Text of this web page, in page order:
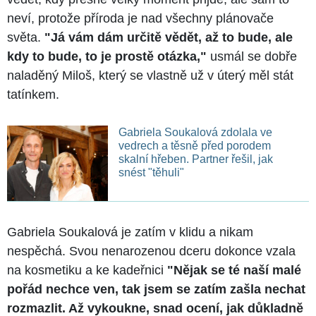
neví, protože příroda je nad všechny plánovače
světa. "Já vám dám určitě vědět, až to bude, ale
kdy to bude, to je prostě otázka," usmál se dobře
naladěný Miloš, který se vlastně už v úterý měl stát
tatínkem.
Gabriela Soukalová zdolala ve
vedrech a těsně před porodem
skalní hřeben. Partner řešil, jak
snést "těhuli"
Gabriela Soukalová je zatím v klidu a nikam
nespěchá. Svou nenarozenou dceru dokonce vzala
na kosmetiku a ke kadeřnici "Nějak se té naší malé
pořád nechce ven, tak jsem se zatím zašla nechat
rozmazlit. Až vykoukne, snad ocení, jak důkladně